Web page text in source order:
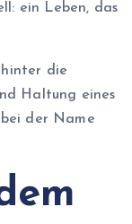
ein Leben, das
hinter die
Haltung eines
der Name